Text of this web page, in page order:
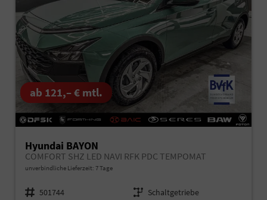
ab 121,– € mtl.
Hyundai BAYON
COMFORT SHZ LED NAVI RFK PDC TEMPOMAT
unverbindliche Lieferzeit: 7 Tage
Fahrzeugnr. 501744 Getriebe Schaltgetriebe